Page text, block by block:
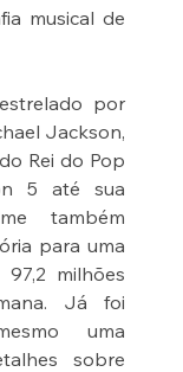
musical de
por
Jackson,
Rei do Pop
5 até sua
também
para uma
97,2 milhões
Já foi
uma
sobre